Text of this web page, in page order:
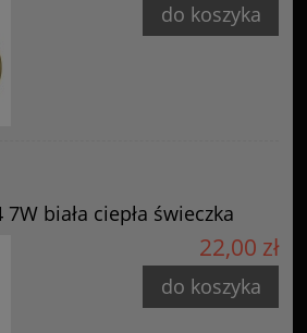
do koszyka
7W biała ciepła świeczka
22,00 zł
do koszyka